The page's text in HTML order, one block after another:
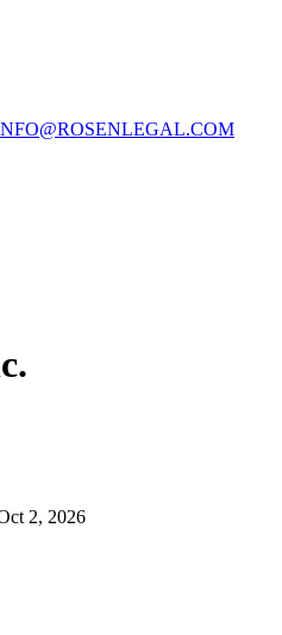
2, 2026